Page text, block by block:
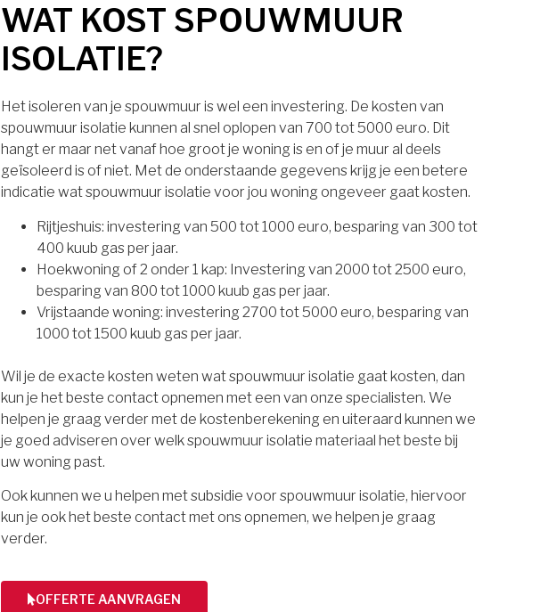
WAT KOST SPOUWMUUR
ISOLATIE?
Het isoleren van je spouwmuur is wel een investering. De kosten van
spouwmuur isolatie kunnen al snel oplopen van 700 tot 5000 euro. Dit
hangt er maar net vanaf hoe groot je woning is en of je muur al deels
geïsoleerd is of niet. Met de onderstaande gegevens krijg je een betere
indicatie wat spouwmuur isolatie voor jou woning ongeveer gaat kosten.
Rijtjeshuis: investering van 500 tot 1000 euro, besparing van 300 tot
400 kuub gas per jaar.
Hoekwoning of 2 onder 1 kap: Investering van 2000 tot 2500 euro,
besparing van 800 tot 1000 kuub gas per jaar.
Vrijstaande woning: investering 2700 tot 5000 euro, besparing van
1000 tot 1500 kuub gas per jaar.
Wil je de exacte kosten weten wat spouwmuur isolatie gaat kosten, dan
kun je het beste contact opnemen met een van onze specialisten. We
helpen je graag verder met de kostenberekening en uiteraard kunnen we
je goed adviseren over welk spouwmuur isolatie materiaal het beste bij
uw woning past.
Ook kunnen we u helpen met subsidie voor spouwmuur isolatie, hiervoor
kun je ook het beste contact met ons opnemen, we helpen je graag
verder.
OFFERTE AANVRAGEN